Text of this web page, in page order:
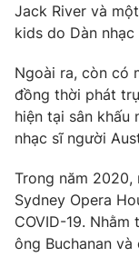
Liên hệ tòa
THỜI BÁO VTV
Theo dõi báo trên
Jack River và
kids do Dàn
Ngoài ra, còn có
đồng thời phát
hiện tại sân khấu
nhạc sĩ người
Trong năm
Sydney Opera
COVID-19.
ông Buchanan